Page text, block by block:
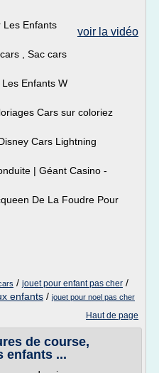
voir la vidéo
Les Enfants
, Sac cars
Enfants W
Cars sur coloriez
Cars Lightning
| Géant Casino -
De La Foudre Pour
/ jouet pour enfant pas cher /
enfants / jouet pour noel pas cher
Haut de page
de course,
enfants ...